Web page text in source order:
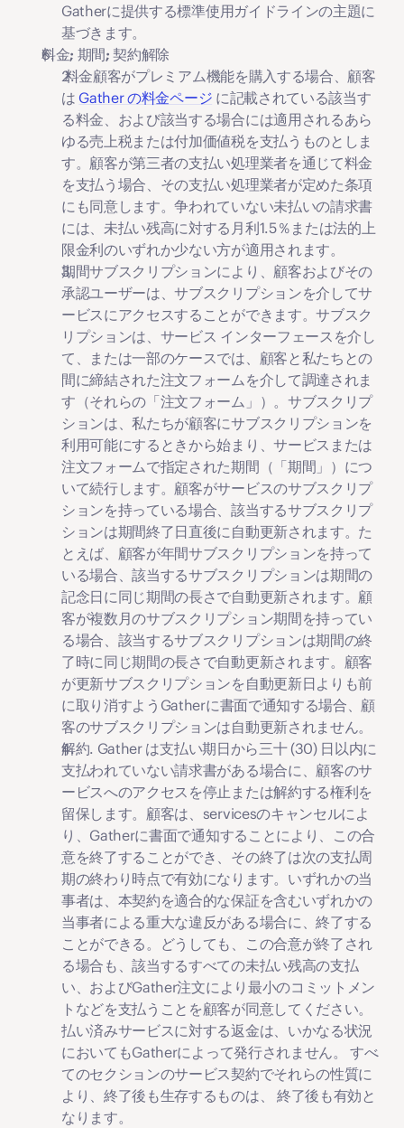
Gatherに提供する標準使用ガイドラインの主題に
基づきます。
料金; 期間; 契約解除
料金顧客がプレミアム機能を購入する場合、顧客
は Gather の料金ページ に記載されている該当す
る料金、および該当する場合には適用されるあら
ゆる売上税または付加価値税を支払うものとしま
す。顧客が第三者の支払い処理業者を通じて料金
を支払う場合、その支払い処理業者が定めた条項
にも同意します。争われていない未払いの請求書
には、未払い残高に対する月利1.5％または法的上
限金利のいずれか少ない方が適用されます。
期間サブスクリプションにより、顧客およびその
承認ユーザーは、サブスクリプションを介してサ
ービスにアクセスすることができます。サブスク
リプションは、サービス インターフェースを介し
て、または一部のケースでは、顧客と私たちとの
間に締結された注文フォームを介して調達されま
す（それらの「注文フォーム 」）。サブスクリプ
ションは、私たちが顧客にサブスクリプションを
利用可能にするときから始まり、サービスまたは
注文フォームで指定された期間（「期間 」）につ
いて続行します。顧客がサービスのサブスクリプ
ションを持っている場合、該当するサブスクリプ
ションは期間終了日直後に自動更新されます。た
とえば、顧客が年間サブスクリプションを持って
いる場合、該当するサブスクリプションは期間の
記念日に同じ期間の長さで自動更新されます。顧
客が複数月のサブスクリプション期間を持ってい
る場合、該当するサブスクリプションは期間の終
了時に同じ期間の長さで自動更新されます。顧客
が更新サブスクリプションを自動更新日よりも前
に取り消すようGatherに書面で通知する場合、顧
客のサブスクリプションは自動更新されません。
解約. Gather は支払い期日から三十 (30) 日以内に
支払われていない請求書がある場合に、顧客のサ
ービスへのアクセスを停止または解約する権利を
留保します。顧客は、servicesのキャンセルによ
り、Gatherに書面で通知することにより、この合
意を終了することができ、その終了は次の支払周
期の終わり時点で有効になります。いずれかの当
事者は、本契約を適合的な保証を含むいずれかの
当事者による重大な違反がある場合に、終了する
ことができる。どうしても、この合意が終了され
る場合も、該当するすべての未払い残高の支払
い、およびGather注文により最小のコミットメン
トなどを支払うことを顧客が同意してください。
払い済みサービスに対する返金は、いかなる状況
においてもGatherによって発行されません。 すべ
てのセクションのサービス契約でそれらの性質に
より、終了後も生存するものは、 終了後も有効と
なります。